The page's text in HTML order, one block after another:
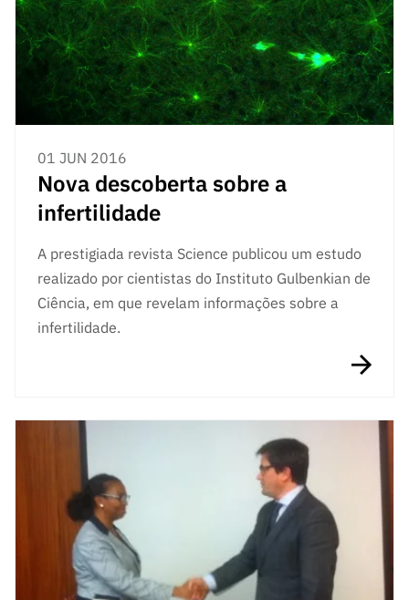
s
públicas
Manifesta
ções de
Interesse
FCCN,
s
Apoios
PRR –
“Ciência +
01 JUN 2016
Nova descoberta sobre a
infertilidade
A prestigiada revista Science publicou um estudo
realizado por cientistas do Instituto Gulbenkian de
Ciência, em que revelam informações sobre a
infertilidade.